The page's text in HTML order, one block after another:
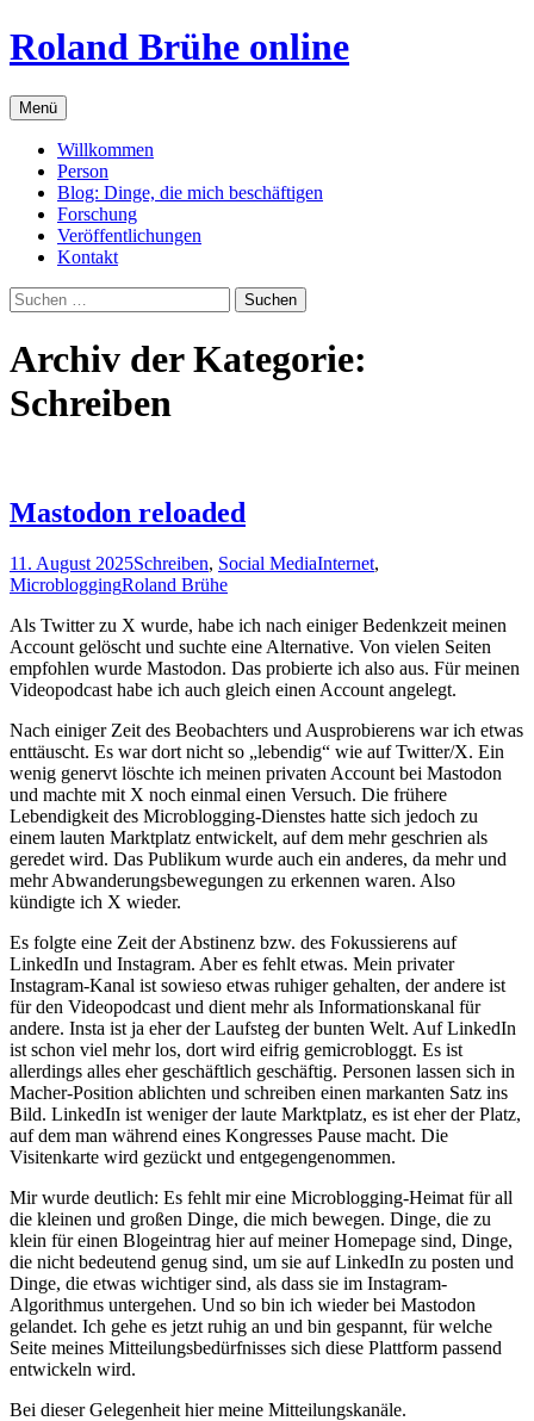
Zum
Inhalt
Roland Brühe online
Menü
Willkommen
Person
Blog: Dinge, die mich beschäftigen
Forschung
Veröffentlichungen
Kontakt
Suchen
nach:
Archiv der Kategorie:
Schreiben
Mastodon reloaded
11. August 2025Schreiben, Social MediaInternet,
MicrobloggingRoland Brühe
Als Twitter zu X wurde, habe ich nach einiger Bedenkzeit meinen
Account gelöscht und suchte eine Alternative. Von vielen Seiten
empfohlen wurde Mastodon. Das probierte ich also aus. Für meinen
Videopodcast habe ich auch gleich einen Account angelegt.
Nach einiger Zeit des Beobachters und Ausprobierens war ich etwas
enttäuscht. Es war dort nicht so „lebendig“ wie auf Twitter/X. Ein
wenig genervt löschte ich meinen privaten Account bei Mastodon
und machte mit X noch einmal einen Versuch. Die frühere
Lebendigkeit des Microblogging-Dienstes hatte sich jedoch zu
einem lauten Marktplatz entwickelt, auf dem mehr geschrien als
geredet wird. Das Publikum wurde auch ein anderes, da mehr und
mehr Abwanderungsbewegungen zu erkennen waren. Also
kündigte ich X wieder.
Es folgte eine Zeit der Abstinenz bzw. des Fokussierens auf
LinkedIn und Instagram. Aber es fehlt etwas. Mein privater
Instagram-Kanal ist sowieso etwas ruhiger gehalten, der andere ist
für den Videopodcast und dient mehr als Informationskanal für
andere. Insta ist ja eher der Laufsteg der bunten Welt. Auf LinkedIn
ist schon viel mehr los, dort wird eifrig gemicrobloggt. Es ist
allerdings alles eher geschäftlich geschäftig. Personen lassen sich in
Macher-Position ablichten und schreiben einen markanten Satz ins
Bild. LinkedIn ist weniger der laute Marktplatz, es ist eher der Platz,
auf dem man während eines Kongresses Pause macht. Die
Visitenkarte wird gezückt und entgegengenommen.
Mir wurde deutlich: Es fehlt mir eine Microblogging-Heimat für all
die kleinen und großen Dinge, die mich bewegen. Dinge, die zu
klein für einen Blogeintrag hier auf meiner Homepage sind, Dinge,
die nicht bedeutend genug sind, um sie auf LinkedIn zu posten und
Dinge, die etwas wichtiger sind, als dass sie im Instagram-
Algorithmus untergehen. Und so bin ich wieder bei Mastodon
gelandet. Ich gehe es jetzt ruhig an und bin gespannt, für welche
Seite meines Mitteilungsbedürfnisses sich diese Plattform passend
entwickeln wird.
Bei dieser Gelegenheit hier meine Mitteilungskanäle.